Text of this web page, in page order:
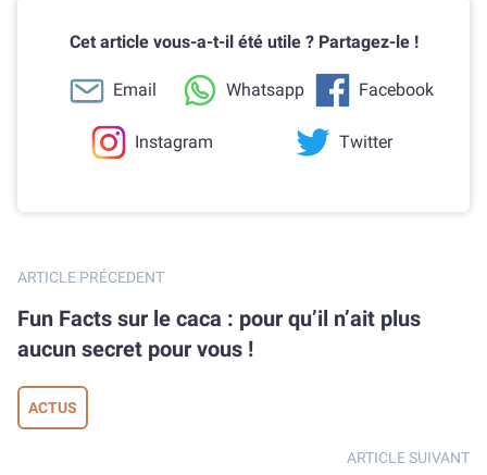
Cet article vous-a-t-il été utile ? Partagez-le !
Email Whatsapp Facebook
Instagram Twitter
ARTICLE PRÉCEDENT
Fun Facts sur le caca : pour qu’il n’ait plus
aucun secret pour vous !
ACTUS
ARTICLE SUIVANT